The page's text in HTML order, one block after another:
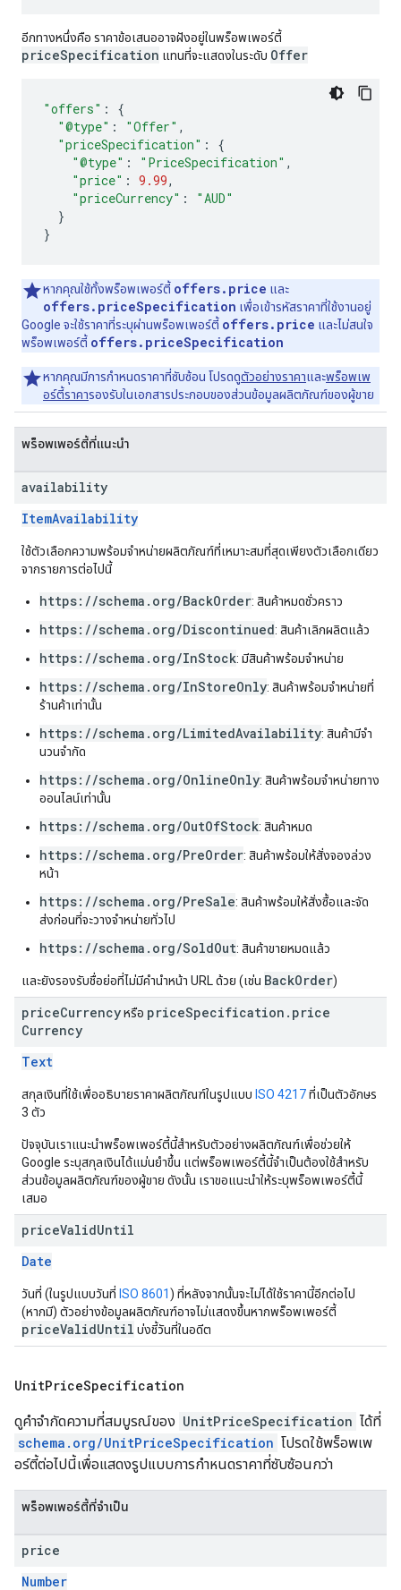
อีกทางหนึ่งคือ ราคาข้อเสนออาจฝังอยู่ในพร็อพเพอร์ตี้
priceSpecification แทนที่จะแสดงในระดับ Offer
"offers" :
{
"@type" : "Offer" ,
"priceSpecification" :
{
"@type" : "PriceSpecification" ,
"price" : 9.99,
"priceCurrency" :
"AUD"
}
}
หากคุณใช้ทั้งพร็อพเพอร์ตี้ offers.price และ
offers.priceSpecification เพื่อเข้ารหัสราคาที่ใช้งานอยู่
Google จะใช้ราคาที่ระบุผ่านพร็อพเพอร์ตี้ offers.price และไม่สนใจ
พร็อพเพอร์ตี้ offers.priceSpecification
หากคุณมีการกำหนดราคาที่ซับซ้อน โปรดดูตัวอย่างราคาและพร็อพเพ
อร์ตี้ราคารองรับในเอกสารประกอบของส่วนข้อมูลผลิตภัณฑ์ของผู้ขาย
พร็อพเพอร์ตี้ที่แนะนำ
availability
ItemAvailability
ใช้ตัวเลือกความพร้อมจําหน่ายผลิตภัณฑ์ที่เหมาะสมที่สุดเพียงตัวเลือกเดียว
จากรายการต่อไปนี้
https://schema.org/BackOrder: สินค้าหมดชั่วคราว
https://schema.org/Discontinued: สินค้าเลิกผลิตแล้ว
https://schema.org/InStock: มีสินค้าพร้อมจําหน่าย
https://schema.org/InStoreOnly: สินค้าพร้อมจําหน่ายที่
ร้านค้าเท่านั้น
https://schema.org/LimitedAvailability: สินค้ามีจํา
นวนจํากัด
https://schema.org/OnlineOnly: สินค้าพร้อมจําหน่ายทาง
ออนไลน์เท่านั้น
https://schema.org/OutOfStock: สินค้าหมด
https://schema.org/PreOrder: สินค้าพร้อมให้สั่งจองล่วง
หน้า
https://schema.org/PreSale: สินค้าพร้อมให้สั่งซื้อและจัด
ส่งก่อนที่จะวางจําหน่ายทั่วไป
https://schema.org/SoldOut: สินค้าขายหมดแล้ว
และยังรองรับชื่อย่อที่ไม่มีคํานำหน้า URL ด้วย (เช่น BackOrder)
priceCurrencyหรือ priceSpecification . price
Currency
Text
สกุลเงินที่ใช้เพื่ออธิบายราคาผลิตภัณฑ์ในรูปแบบ ISO 4217ที่เป็นตัวอักษร
3 ตัว
ปัจจุบันเราแนะนำพร็อพเพอร์ตี้นี้สําหรับตัวอย่างผลิตภัณฑ์เพื่อช่วยให้
Google ระบุสกุลเงินได้แม่นยําขึ้น แต่พร็อพเพอร์ตี้นี้จําเป็นต้องใช้สําหรับ
ส่วนข้อมูลผลิตภัณฑ์ของผู้ขาย ดังนั้น เราขอแนะนำให้ระบุพร็อพเพอร์ตี้นี้
เสมอ
priceValidUntil
Date
วันที่ (ในรูปแบบวันที่ ISO 8601) ที่หลังจากนั้นจะไม่ได้ใช้ราคานี้อีกต่อไป
(หากมี) ตัวอย่างข้อมูลผลิตภัณฑ์อาจไม่แสดงขึ้นหากพร็อพเพอร์ตี้
priceValidUntil บ่งชี้วันที่ในอดีต
UnitPriceSpecification
ดูคําจํากัดความที่สมบูรณ์ของ UnitPriceSpecification ได้ที่
schema.org/UnitPriceSpecification โปรดใช้พร็อพเพ
อร์ตี้ต่อไปนี้เพื่อแสดงรูปแบบการกำหนดราคาที่ซับซ้อนกว่า
พร็อพเพอร์ตี้ที่จำเป็น
price
Number